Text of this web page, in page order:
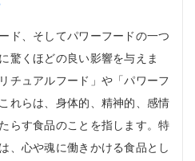
ド、そしてパワーフードの一つ
驚くほどの良い影響を与えま
チュアルフード」や「パワーフ
れらは、身体的、精神的、感情
らす食品のことを指します。特
、心や魂に働きかける食品とし